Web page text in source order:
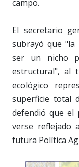
campo.
El secretario
subrayó que "la
ser un nicho
estructural", al
ecológico
superficie total
defendió que el
verse reflejado
futura Política